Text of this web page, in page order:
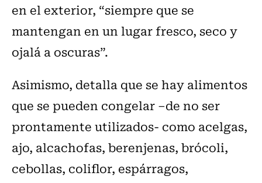
en el exterior, “siempre que se
mantengan en un lugar fresco, seco y
ojalá a oscuras”.
Asimismo, detalla que se hay alimentos
que se pueden congelar –de no ser
prontamente utilizados- como acelgas,
ajo, alcachofas, berenjenas, brócoli,
cebollas, coliflor, espárragos,